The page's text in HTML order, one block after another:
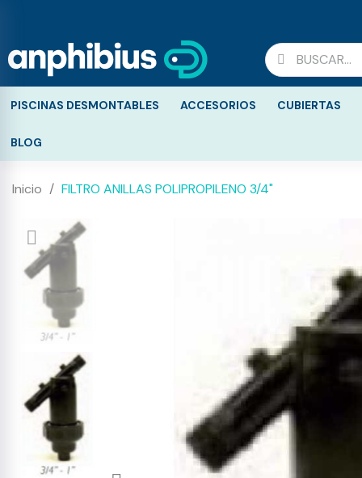
PISCINAS DESMONTABLES ACCESORIOS CUBIERTAS
BLOG
Inicio FILTRO ANILLAS POLIPROPILENO 3/4"